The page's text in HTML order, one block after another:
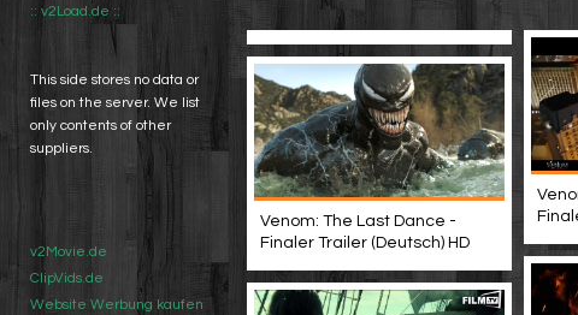
:: v2Load.de ::
This side stores no data or
files on the server. We list
only contents of other
suppliers.
v2Movie.de
ClipVids.de
Website Werbung kaufen
Venom: The Last Dance -
Finaler Trailer (Deutsch) HD